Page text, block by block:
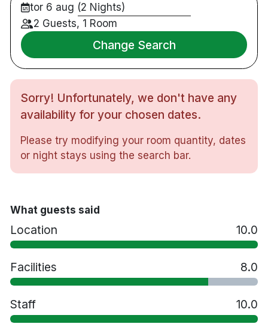
Spa med varm inomhuspool / relaxavdelning /
ekologiska behandlingar
Bastuhus med ångbastu, vedeldad bastu och
lågtempererad bastu med havsutsikt
Isvak vintertid
Gym/Fitnesscenter
Jacuzzi
Gratis Parkering
Tillgänglighetsanpassat
Rökfria rum
från Stockholm City med bil eller tåg
tor 6 aug (2 Nights)
2 Guests, 1 Room
Change Search
Sorry! Unfortunately, we don't have any
availability for your chosen dates.
Please try modifying your room quantity, dates
or night stays using the search bar.
What guests said
Location 10.0
Facilities 8.0
Staff 10.0